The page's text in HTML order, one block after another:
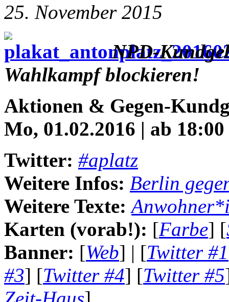
25. November 2015
NPD-
Wahlkampf blockieren!
Aktionen & Gegen-
Mo, 01.02.2016 | ab
Twitter: #aplatz
Weitere Infos: Berlin
Weitere Texte:
Karten (vorab!): [Farbe] [
Banner: [Web] | [Twitter #1
#3] [Twitter #4] [Twitter #5